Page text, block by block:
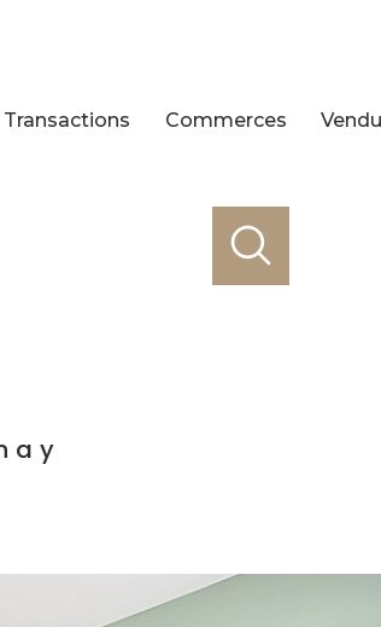
Transactions Commerces